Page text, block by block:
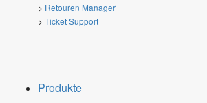
> Retouren Manager
> Ticket Support
Produkte